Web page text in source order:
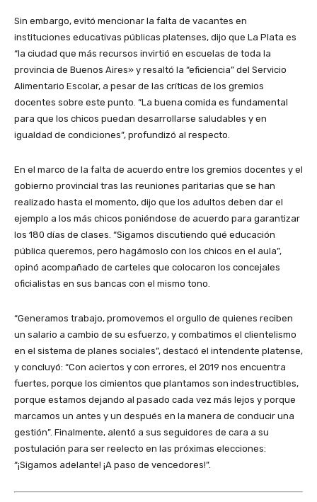
Sin embargo, evitó mencionar la falta de vacantes en
instituciones educativas públicas platenses, dijo que La Plata es
“la ciudad que más recursos invirtió en escuelas de toda la
provincia de Buenos Aires» y resaltó la “eficiencia” del Servicio
Alimentario Escolar, a pesar de las críticas de los gremios
docentes sobre este punto. “La buena comida es fundamental
para que los chicos puedan desarrollarse saludables y en
igualdad de condiciones”, profundizó al respecto.
En el marco de la falta de acuerdo entre los gremios docentes y el
gobierno provincial tras las reuniones paritarias que se han
realizado hasta el momento, dijo que los adultos deben dar el
ejemplo a los más chicos poniéndose de acuerdo para garantizar
los 180 días de clases. “Sigamos discutiendo qué educación
pública queremos, pero hagámoslo con los chicos en el aula”,
opinó acompañado de carteles que colocaron los concejales
oficialistas en sus bancas con el mismo tono.
“Generamos trabajo, promovemos el orgullo de quienes reciben
un salario a cambio de su esfuerzo, y combatimos el clientelismo
en el sistema de planes sociales”, destacó el intendente platense,
y concluyó: “Con aciertos y con errores, el 2019 nos encuentra
fuertes, porque los cimientos que plantamos son indestructibles,
porque estamos dejando al pasado cada vez más lejos y porque
marcamos un antes y un después en la manera de conducir una
gestión”. Finalmente, alentó a sus seguidores de cara a su
postulación para ser reelecto en las próximas elecciones:
“¡Sigamos adelante! ¡A paso de vencedores!”.